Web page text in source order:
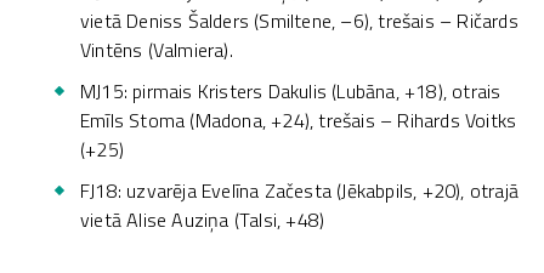
vietā Deniss Šalders (Smiltene, –6), trešais – Ričards
Vintēns (Valmiera).
MJ15: pirmais Kristers Dakulis (Lubāna, +18), otrais
Emīls Stoma (Madona, +24), trešais – Rihards Voitks
(+25)
FJ18: uzvarēja Evelīna Začesta (Jēkabpils, +20), otrajā
vietā Alise Auziņa (Talsi, +48)